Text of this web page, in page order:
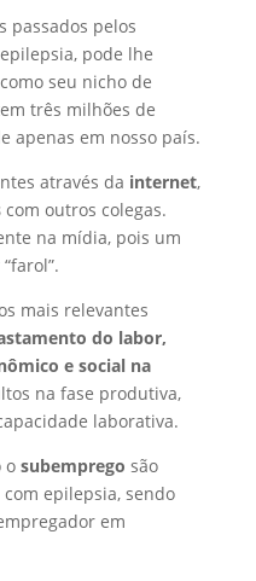
passados pelos
pode lhe
seu nicho de
três milhões de
apenas em nosso país.
através da internet,
com outros colegas.
na mídia, pois um
mais relevantes
do labor,
e social na
na fase produtiva,
laborativa.
o subemprego são
epilepsia, sendo
em